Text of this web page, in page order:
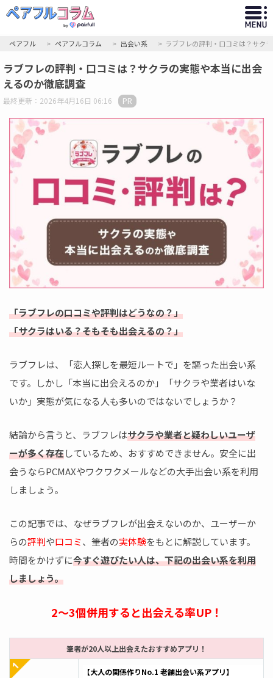
ペアフル ペアフルコラム 出会い系 ラブフレの評判・口コミは？サク
ラブフレの評判・口コミは？サクラの実態や本当に出会
えるのか徹底調査
最終更新：2026年4月16日 06:16
「ラブフレの口コミや評判はどうなの？」
「サクラはいる？そもそも出会えるの？」
ラブフレは、「恋人探しを最短ルートで」を謳った出会い系
です。しかし「本当に出会えるのか」「サクラや業者はいな
いか」実態が気になる人も多いのではないでしょうか？
結論から言うと、ラブフレはサクラや業者と疑わしいユーザ
ーが多く存在しているため、おすすめできません。安全に出
会うならPCMAXやワクワクメールなどの大手出会い系を利用
しましょう。
この記事では、なぜラブフレが出会えないのか、ユーザーか
らの評判や口コミ、筆者の実体験をもとに解説しています。
時間をかけずに今すぐ遊びたい人は、下記の出会い系を利用
しましょう。
2～3個併用すると出会える率UP！
筆者が20人以上出会えたおすすめアプリ！
【大人の関係作りNo.1 老舗出会い系アプリ】